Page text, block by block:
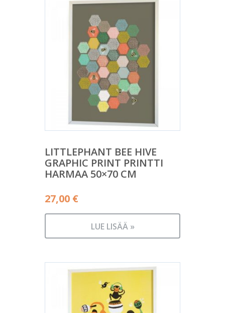
LITTLEPHANT BEE HIVE
GRAPHIC PRINT PRINTTI
HARMAA 50×70 CM
27,00 €
LUE LISÄÄ »